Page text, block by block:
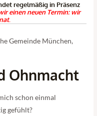
regelmäßig in Präsenz
einen neuen Termin: wir
.
Gemeinde München,
Ohnmacht
schon einmal
gefühlt?